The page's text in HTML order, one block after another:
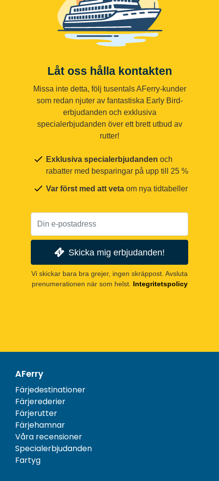
Låt oss hålla kontakten
Missa inte detta, följ tusentals AFerry-kunder
som redan njuter av fantastiska Early Bird-
erbjudanden och exklusiva
specialerbjudanden över ett brett utbud av
rutter!
Exklusiva specialerbjudanden och
rabatter med besparingar på upp till 25 %
Var först med att veta om nya tidtabeller
Skicka mig erbjudanden!
Vi skickar bara bra grejer, ingen skräppost. Avsluta
prenumerationen när som helst. Integritetspolicy
AFerry
Färjedestinationer
Färjerederier
Färjerutter
Färjehamnar
Våra recensioner
Specialerbjudanden
Fartyg